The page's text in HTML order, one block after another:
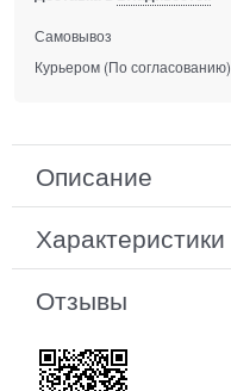
Самовывоз
Курьером (По согласованию)
Описание
Характеристики
Отзывы